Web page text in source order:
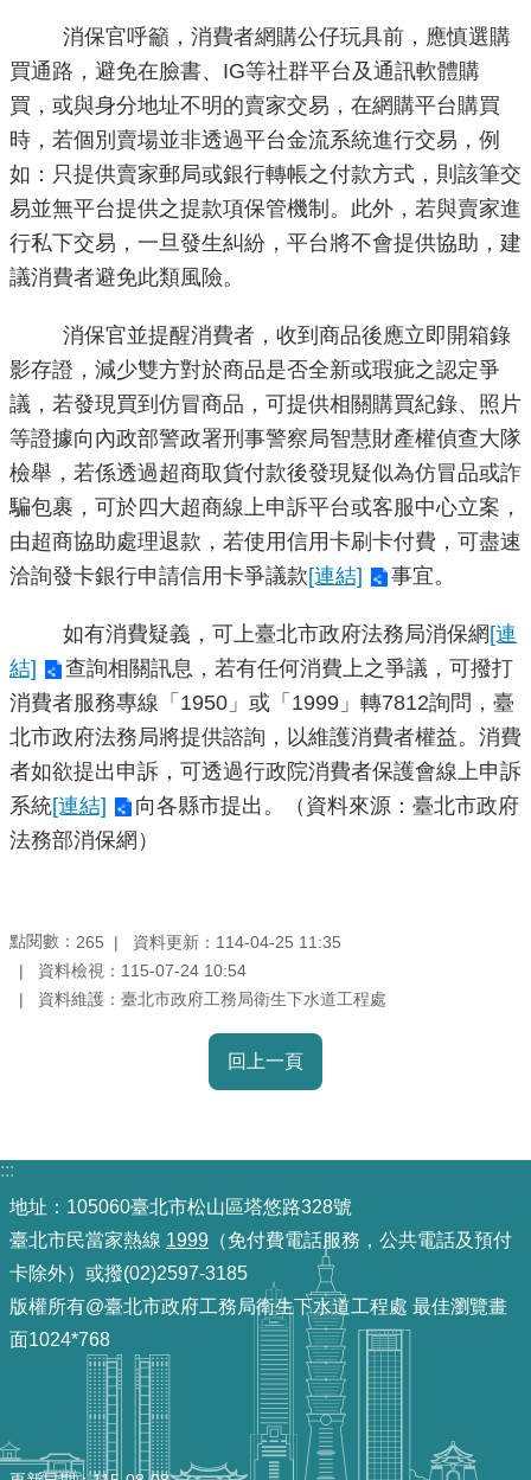
English
見
問
答
系
統
雙
語
詞
彙
TAIPEI
PASS
北
通
政
府
網
站
開
放
宣
資
訊
全
政
策
資
消保官呼籲，消費者網購公仔玩具前，應慎選購
買通路，避免在臉書、IG等社群平台及通訊軟體購
買，或與身分地址不明的賣家交易，在網購平台購買
時，若個別賣場並非透過平台金流系統進行交易，例
如：只提供賣家郵局或銀行轉帳之付款方式，則該筆交
易並無平台提供之提款項保管機制。此外，若與賣家進
行私下交易，一旦發生糾紛，平台將不會提供協助，建
議消費者避免此類風險。
消保官並提醒消費者，收到商品後應立即開箱錄
影存證，減少雙方對於商品是否全新或瑕疵之認定爭
議，若發現買到仿冒商品，可提供相關購買紀錄、照片
等證據向內政部警政署刑事警察局智慧財產權偵查大隊
檢舉，若係透過超商取貨付款後發現疑似為仿冒品或詐
騙包裹，可於四大超商線上申訴平台或客服中心立案，
由超商協助處理退款，若使用信用卡刷卡付費，可盡速
洽詢發卡銀行申請信用卡爭議款[連結] 事宜。
如有消費疑義，可上臺北市政府法務局消保網 [連
結]
查詢相關訊息，若有任何消費上之爭議，可撥打
消費者服務專線「1950」或「1999」轉7812詢問，臺
北市政府法務局將提供諮詢，以維護消費者權益。消費
者如欲提出申訴，可透過行政院消費者保護會線上申訴
系統[連結]
向各縣市提出。（資料來源：臺北市政府
法務部消保網）
點閱數： 265
資料更新：114-04-25 11:35
資料檢視：115-07-24 10:54
資料維護：臺北市政府工務局衛生下水道工程處
回上一頁
:::
地址：105060臺北市松山區塔悠路328號
臺北市民當家熱線 1999 （免付費電話服務，公共電話及預付
卡除外）或撥(02)2597-3185
版權所有@臺北市政府工務局衛生下水道工程處 最佳瀏覽畫
面1024*768